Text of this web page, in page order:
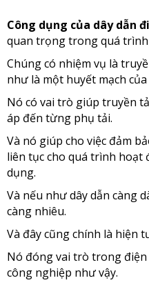
Công dụng của dây dẫn
quan trọng trong quá
Chúng có nhiệm vụ là
như là một huyết mạch
Nó có vai trò giúp truyền
áp đến từng phụ tải.
Và nó giúp cho việc đảm
liên tục cho quá trình hoạt
dụng.
Và nếu như dây dẫn càng
càng nhiêu.
Và đây cũng chính là hiện
Nó đóng vai trò trong
công nghiệp như vậy.